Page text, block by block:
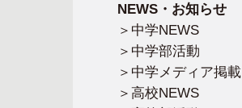
NEWS・お知らせ
中学NEWS
中学部活動
中学メディア掲載
高校NEWS